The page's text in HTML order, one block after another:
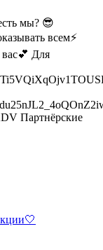
мы? 😎
всем⚡️
Для
Партнёрские